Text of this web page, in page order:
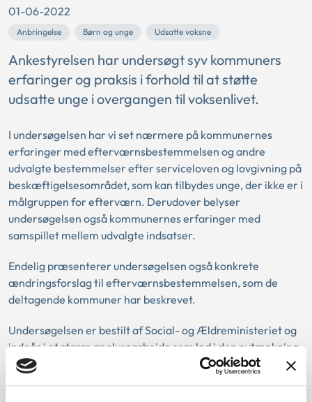
01-06-2022
Anbringelse Børn og unge Udsatte voksne
Ankestyrelsen har undersøgt syv kommuners
erfaringer og praksis i forhold til at støtte
udsatte unge i overgangen til voksenlivet.
I undersøgelsen har vi set nærmere på kommunernes
erfaringer med efterværnsbestemmelsen og andre
udvalgte bestemmelser efter serviceloven og lovgivning på
beskæftigelsesområdet, som kan tilbydes unge, der ikke er i
målgruppen for efterværn. Derudover belyser
undersøgelsen også kommunernes erfaringer med
samspillet mellem udvalgte indsatser.
Endelig præsenterer undersøgelsen også konkrete
ændringsforslag til efterværnsbestemmelsen, som de
deltagende kommuner har beskrevet.
Undersøgelsen er bestilt af Social- og Ældreministeriet og
indgår i et større analysearbejde som led i den nytænkning
af efterværnsområdet, der er beskrevet i aftaleteksten